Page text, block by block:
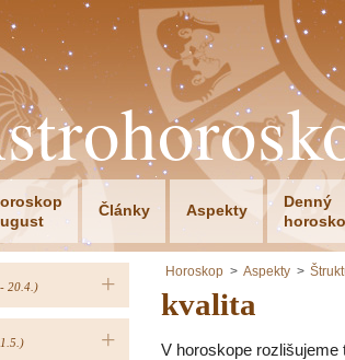
Články Aspekty
Denný
+
20.4.)
+
Horoskop Aspekty
kvalita
V horoskope rozlišujeme